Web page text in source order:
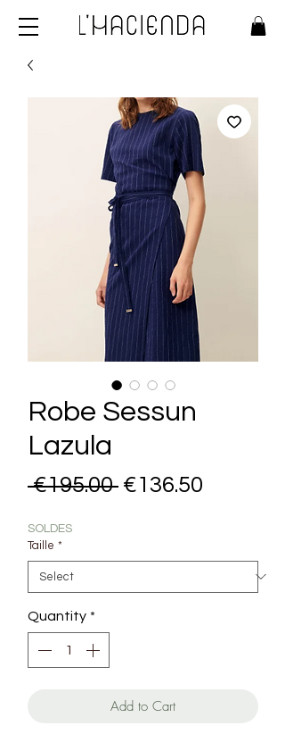
Robe Sessun
Lazula
€195.00 Regular Price
€136.50
SOLDES
Taille *
Quantity *
Add to Cart